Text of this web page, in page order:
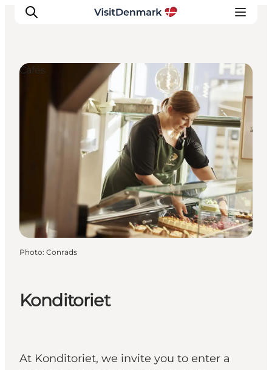
Inspirations
Destinations
Quoi faire
Hébergements
Planifiez votre voyage
Konditoriet
At Konditoriet, we invite you to enter a
Cafés
Photo: Conrads